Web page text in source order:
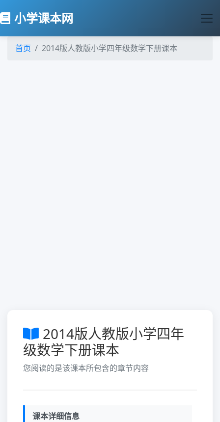
小学课本网
首页 2014版人教版小学四年级数学下册课本
2014版人教版小学四年
级数学下册课本
您阅读的是该课本所包含的章节内容
课本详细信息